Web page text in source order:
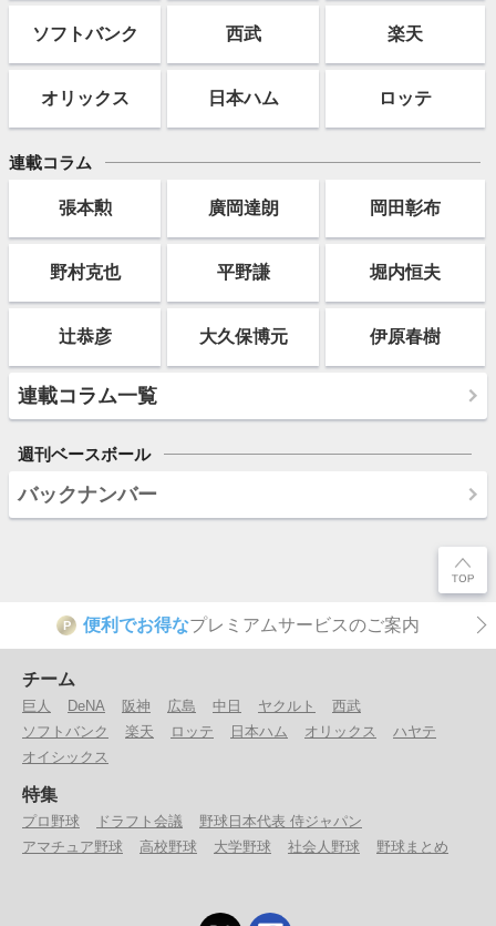
ソフトバンク 西武 楽天
オリックス 日本ハム ロッテ
連載コラム
張本勲 廣岡達朗 岡田彰布
野村克也 平野謙 堀内恒夫
辻恭彦 大久保博元 伊原春樹
連載コラム一覧
週刊ベースボール
バックナンバー
P 便利でお得なプレミアムサービスのご案内
チーム
巨人 DeNA 阪神 広島 中日 ヤクルト
西武
ソフトバンク
楽天 ロッテ 日本ハム オリックス
ハヤテ
オイシックス
特集
プロ野球 ドラフト会議
野球日本代表 侍ジャパン
アマチュア野球
高校野球 大学野球 社会人野球 野球まとめ